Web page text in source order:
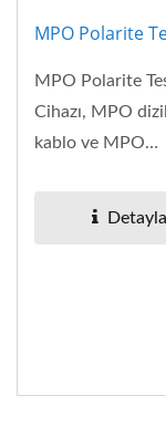
MPO Polarite
MPO Polarite
Cihazı, MPO
kablo ve MPO